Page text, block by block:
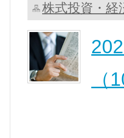
株式投資・経